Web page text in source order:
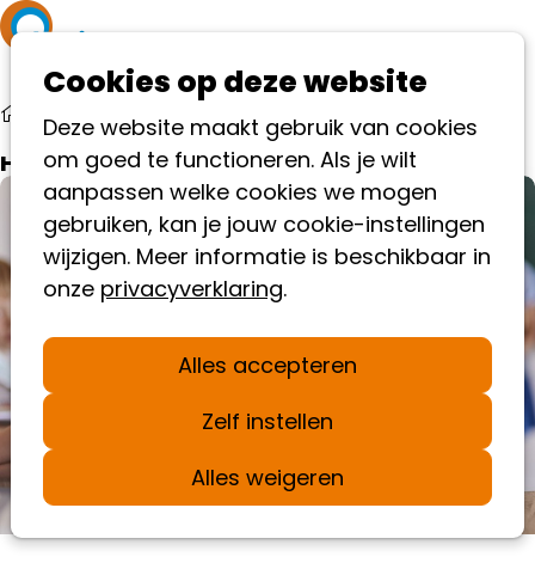
Cookies op deze website
Deze website maakt gebruik van cookies
om goed te functioneren. Als je wilt
aanpassen welke cookies we mogen
gebruiken, kan je jouw cookie-instellingen
wijzigen. Meer informatie is beschikbaar in
onze privacyverklaring.
Alles accepteren
Zelf instellen
Alles weigeren
Help mee
Hoe kun jij bijdragen aan het AutismeFonds?